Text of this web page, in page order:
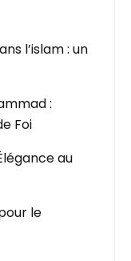
l’islam : un
:
Foi
au
le